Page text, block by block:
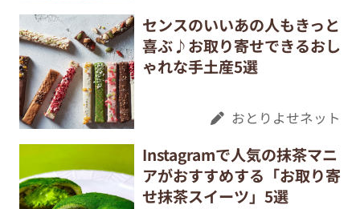
センスのいいあの人もきっと
喜ぶ♪お取り寄せできるおし
ゃれな手土産5選
おとりよせネット
Instagramで人気の抹茶マニ
アがおすすめする「お取り寄
せ抹茶スイーツ」5選